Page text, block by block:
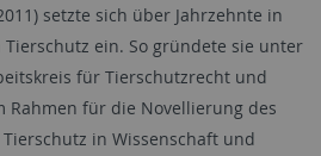
setzte sich über Jahrzehnte in
ein. So gründete sie unter
für Tierschutzrecht und
Rahmen für die Novellierung des
in Wissenschaft und